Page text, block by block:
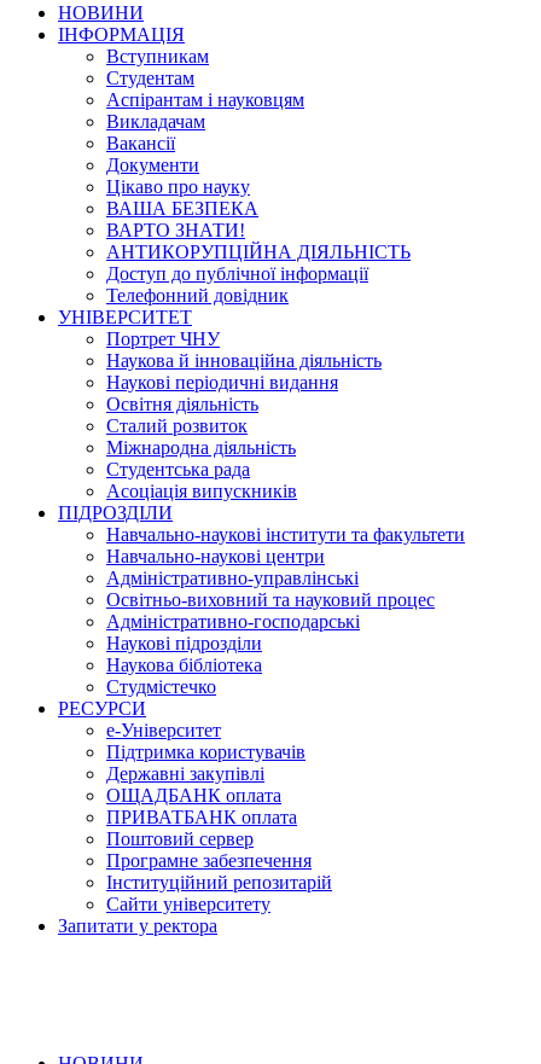
НОВИНИ
ІНФОРМАЦІЯ
Вступникам
Студентам
Аспірантам і науковцям
Викладачам
Вакансії
Документи
Цікаво про науку
ВАША БЕЗПЕКА
ВАРТО ЗНАТИ!
АНТИКОРУПЦІЙНА ДІЯЛЬНІСТЬ
Доступ до публічної інформації
Телефонний довідник
УНІВЕРСИТЕТ
Портрет ЧНУ
Наукова й інноваційна діяльність
Наукові періодичні видання
Освітня діяльність
Сталий розвиток
Міжнародна діяльність
Студентська рада
Асоціація випускників
ПІДРОЗДІЛИ
Навчально-наукові інститути та факультети
Навчально-наукові центри
Адміністративно-управлінські
Освітньо-виховний та науковий процес
Адміністративно-господарські
Наукові підрозділи
Наукова бібліотека
Студмістечко
РЕСУРСИ
е-Університет
Підтримка користувачів
Державні закупівлі
ОЩАДБАНК оплата
ПРИВАТБАНК оплата
Поштовий сервер
Програмне забезпечення
Інституційний репозитарій
Сайти університету
Запитати у ректора